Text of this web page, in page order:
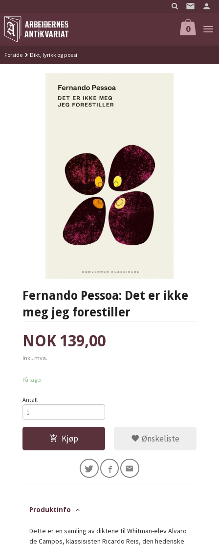
til
innholdet
0
Forside Dikt, lyrikk og poesi
Fernando Pessoa: Det er ikke
meg jeg forestiller
Pris
NOK 139,00
inkl. mva.
På lager
Antall
Kjøp Ønskeliste
Produktinfo
Dette er en samling av diktene til Whitman-elev Alvaro
de Campos, klassisisten Ricardo Reis, den hedenske